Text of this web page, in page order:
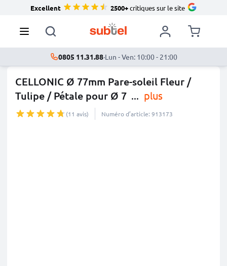
Excellent 2500+critiques sur le site
0805 11.31.88·Lun - Ven: 10:00 - 21:00
CELLONIC Ø 77mm Pare-soleil Fleur /
Tulipe / Pétale pour Ø 7 ... plus
(11 avis) Numéro d’article: 913173